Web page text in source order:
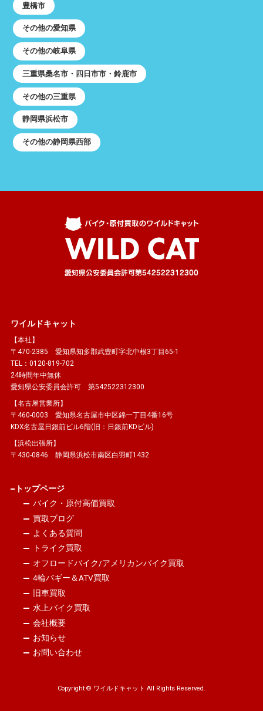
豊橋市
その他の愛知県
その他の岐阜県
三重県桑名市・四日市市・鈴鹿市
その他の三重県
静岡県浜松市
その他の静岡県西部
ワイルドキャット
【本社】
〒470-2385 愛知県知多郡武豊町字北中根3丁目65-1
TEL：0120-819-702
24時間年中無休
愛知県公安委員会許可 第542522312300
【名古屋営業所】
〒460-0003 愛知県名古屋市中区錦一丁目4番16号
KDX名古屋日銀前ビル6階(旧：日銀前KDビル)
【浜松出張所】
〒430-0846 静岡県浜松市南区白羽町1432
トップページ
バイク・原付高価買取
買取ブログ
よくある質問
トライク買取
オフロードバイク/アメリカンバイク買取
4輪バギー＆ATV買取
旧車買取
水上バイク買取
会社概要
お知らせ
お問い合わせ
Copyright © ワイルドキャット All Rights Reserved.